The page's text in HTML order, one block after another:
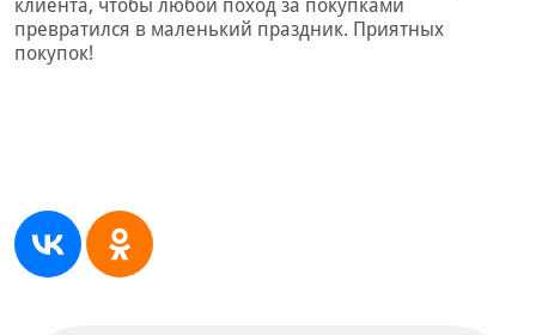
клиента, чтобы любой поход за покупками
превратился в маленький праздник. Приятных
покупок!